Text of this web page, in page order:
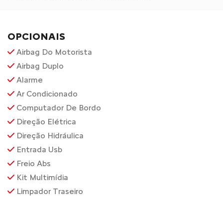
OPCIONAIS
Airbag Do Motorista
Airbag Duplo
Alarme
Ar Condicionado
Computador De Bordo
Direção Elétrica
Direção Hidráulica
Entrada Usb
Freio Abs
Kit Multimídia
Limpador Traseiro